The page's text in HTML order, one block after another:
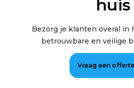
huis
Bezorg je klanten overal in
betrouwbare en veilige
Vraag een